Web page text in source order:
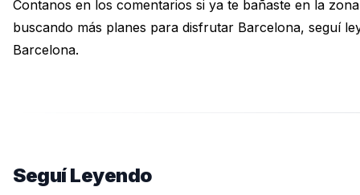
Contanos en los comentarios si ya te bañaste en la
buscando más planes para disfrutar Barcelona, seguí
Barcelona.
Seguí Leyendo